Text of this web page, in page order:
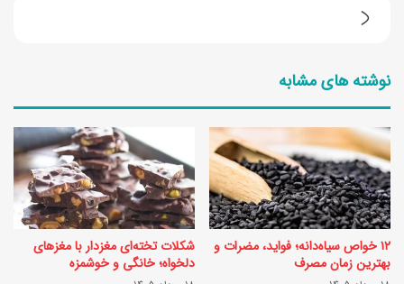
غ
ذ
ا
ی
س
ن
ت
م
ن‌
ه
ا
ی
نوشته های مشابه
۱۲ خواص سیاه‌دانه؛ فواید، مضرات و
بهترین زمان مصرف
شکلات تخته‌ای مغزدار با مغزهای
دلخواه؛ خانگی و خوشمزه